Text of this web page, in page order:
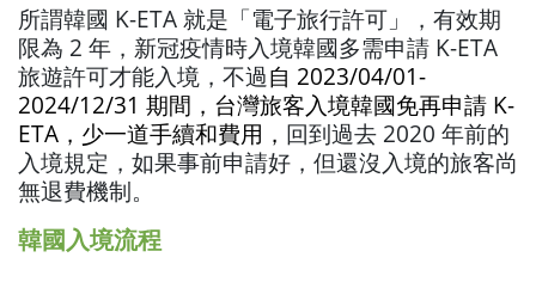
所謂韓國 K-ETA 就是「電子旅行許可」，有效期
限為 2 年，新冠疫情時入境韓國多需申請 K-ETA
旅遊許可才能入境，不過自 2023/04/01-
2024/12/31 期間，台灣旅客入境韓國免再申請 K-
ETA，少一道手續和費用， 回到過去 2020 年前的
入境規定，如果事前申請好，但還沒入境的旅客尚
無退費機制。
韓國入境流程